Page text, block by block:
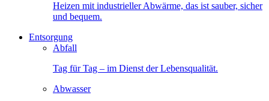
Heizen mit industrieller Abwärme, das ist sauber, sicher
und bequem.
Entsorgung
Abfall
Tag für Tag – im Dienst der Lebensqualität.
Abwasser